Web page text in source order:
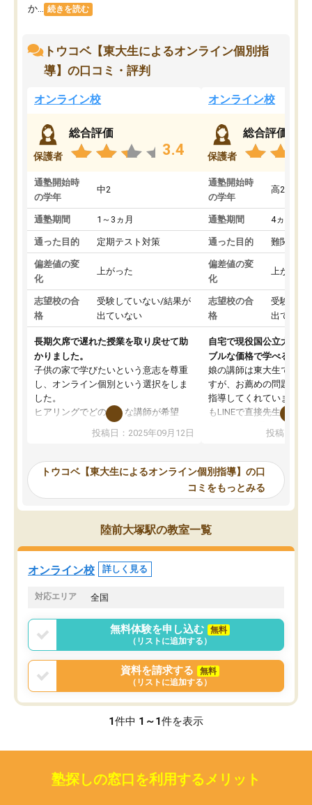
か...
続きを読む
トウコベ【東大生によるオンライン個別指
導】の口コミ・評判
オンライン校
保護者
総合評価
3.4
通塾開始時
の学年
中2
通塾期間 1～3ヵ月
通った目的 定期テスト対策
偏差値の変
化
上がった
志望校の合
格
受験していない/結果が
出ていない
長期欠席で遅れた授業を取り戻せて助
かりました。
子供の家で学びたいという意志を尊重
し、オンライン個別という選択をしま
した。
ヒアリングでどのような講師が希望
か、オプションは付帯するかなど選ぶ
事が出来ました。
ーティングを行い、その講師で良いか
見てから講師を決定する事ができま
す。
うちの子は、初回面談の講師の方で決
オンラインツールを使用した単語帳の
共有があり宿題もそちらで出される形
でした。
言う事で講師変更の申し出があり、あ
まりに短期での変更だった為、塾に通
う事にして退会しました。遅れも取り
戻せ、授業内容や講師の方は良かった
と思います。
投稿日：2025年09月12日
オンライン校
保護者
総合評価
通塾開始時
の学年
高2
通塾期間 4ヵ月～1
通った目的 難関私立
偏差値の変
化
上がった
志望校の合
格
受験して
出ていな
自宅で現役国公立大学生
ブルな価格で学べる
娘の講師は東大生では無
すが、お薦めの問題集や
指導してくれています。
もLINEで直接先生に質問
めれるので、個人に合
いなのがあり(有料)、受
ことをどんなスケジュー
くか相談したのですが、
ち期待したものではなく
内容でした。それでも明
やる気も出ましたし、苦
くなってきたようなので
投稿日：
トウコベ【東大生によるオンライン個別指導】の口
コミをもっとみる
陸前大塚駅の教室一覧
オンライン校 詳しく見る
対応エリア 全国
無料体験を申し込む
無料
（リストに追加する）
資料を請求する
無料
（リストに追加する）
1件中 1～1件を表示
塾探しの窓口を利用するメリット